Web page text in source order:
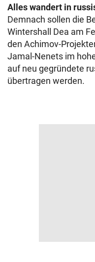
Alles wandert in
Demnach sollen die
Wintershall Dea am
den Achimov-
Jamal-Nenets im
auf neu gegründete
übertragen werden.